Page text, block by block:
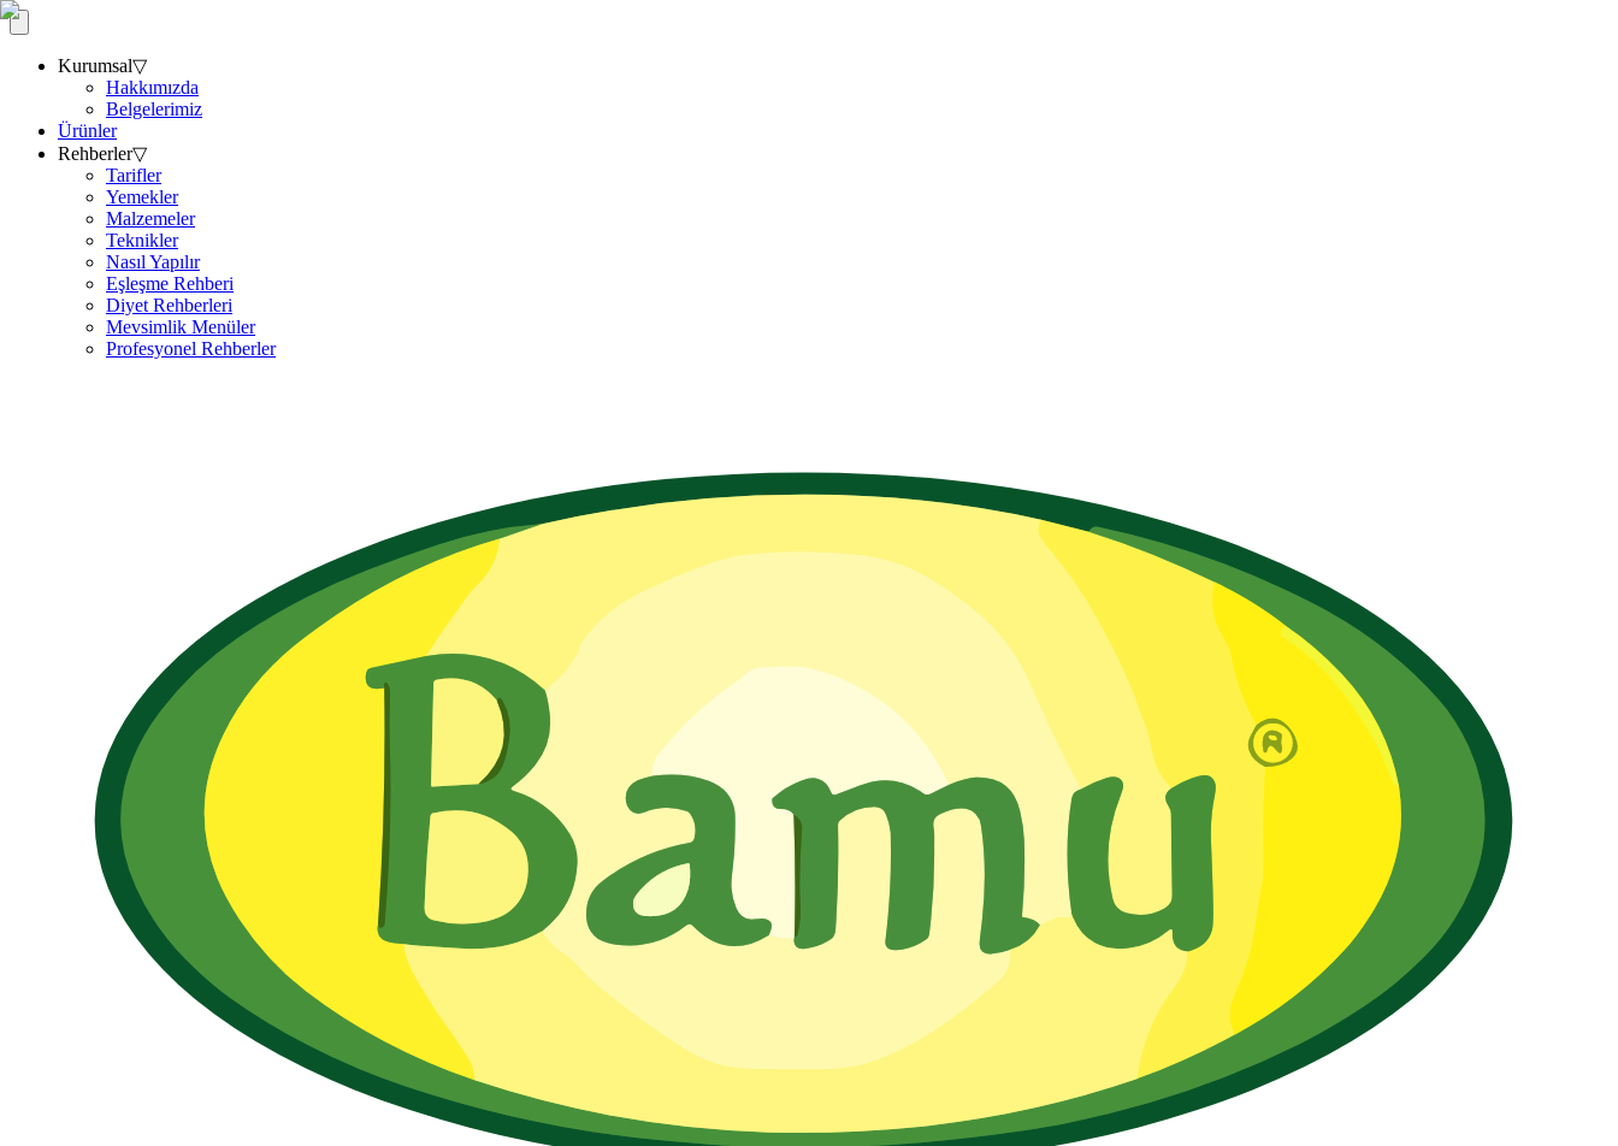
Kurumsal▽
Hakkımızda
Belgelerimiz
Ürünler
Rehberler▽
Tarifler
Yemekler
Malzemeler
Teknikler
Nasıl Yapılır
Eşleşme Rehberi
Diyet Rehberleri
Mevsimlik Menüler
Profesyonel Rehberler